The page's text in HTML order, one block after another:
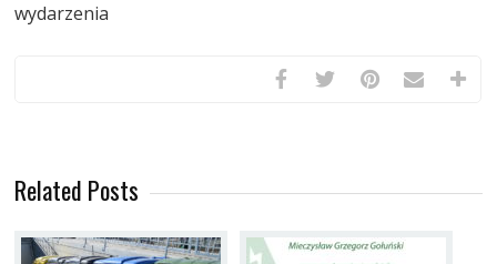
wydarzenia
Related Posts